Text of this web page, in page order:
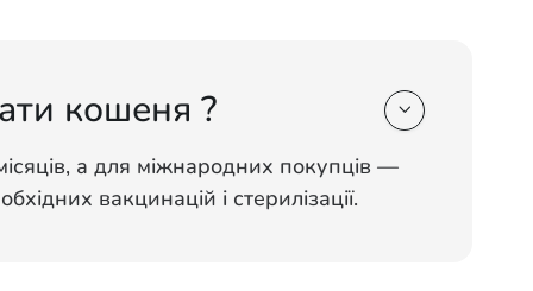
кошеня ? 
а для міжнародних покупців —
вакцинацій і стерилізації.